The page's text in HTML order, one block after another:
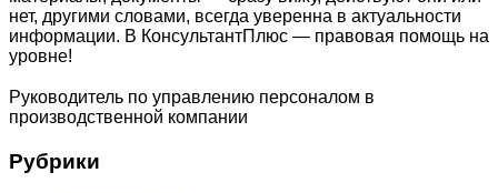
нет, другими словами, всегда уверенна в актуальности
информации. В КонсультантПлюс — правовая помощь на
уровне!
Руководитель по управлению персоналом в
производственной компании
Рубрики